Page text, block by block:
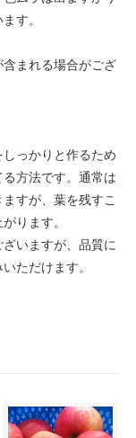
す。
まれる場合がござ
っかりと作るため
方法です。通常は
すが、葉を残すこ
ります。
いますが、品質に
ただけます。